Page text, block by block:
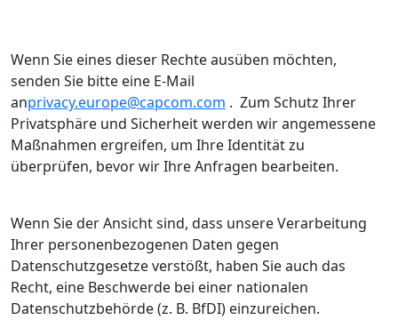
Wenn Sie eines dieser Rechte ausüben möchten,
senden Sie bitte eine E-Mail
anprivacy.europe@capcom.com . Zum Schutz Ihrer
Privatsphäre und Sicherheit werden wir angemessene
Maßnahmen ergreifen, um Ihre Identität zu
überprüfen, bevor wir Ihre Anfragen bearbeiten.
Wenn Sie der Ansicht sind, dass unsere Verarbeitung
Ihrer personenbezogenen Daten gegen
Datenschutzgesetze verstößt, haben Sie auch das
Recht, eine Beschwerde bei einer nationalen
Datenschutzbehörde (z. B. BfDI) einzureichen.